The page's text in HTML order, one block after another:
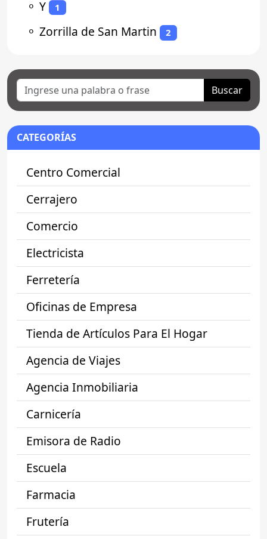
⚬ Y 1
⚬ Zorrilla de San Martin 2
Buscar
CATEGORÍAS
Centro Comercial
Cerrajero
Comercio
Electricista
Ferretería
Oficinas de Empresa
Tienda de Artículos Para El Hogar
Agencia de Viajes
Agencia Inmobiliaria
Carnicería
Emisora de Radio
Escuela
Farmacia
Frutería